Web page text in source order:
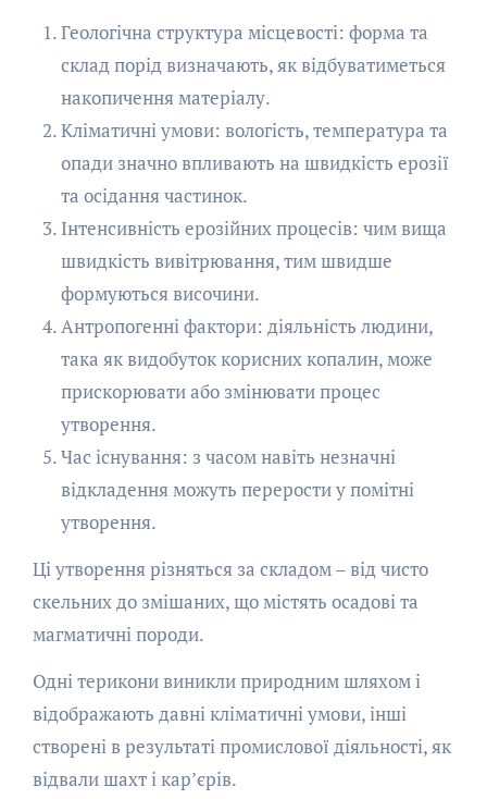
Геологічна структура місцевості: форма та
склад порід визначають, як відбуватиметься
накопичення матеріалу.
Кліматичні умови: вологість, температура та
опади значно впливають на швидкість ерозії
та осідання частинок.
Інтенсивність ерозійних процесів: чим вища
швидкість вивітрювання, тим швидше
формуються височини.
Антропогенні фактори: діяльність людини,
така як видобуток корисних копалин, може
прискорювати або змінювати процес
утворення.
Час існування: з часом навіть незначні
відкладення можуть перерости у помітні
утворення.
Ці утворення різняться за складом – від чисто
скельних до змішаних, що містять осадові та
магматичні породи.
Одні терикони виникли природним шляхом і
відображають давні кліматичні умови, інші
створені в результаті промислової діяльності, як
відвали шахт і кар’єрів.